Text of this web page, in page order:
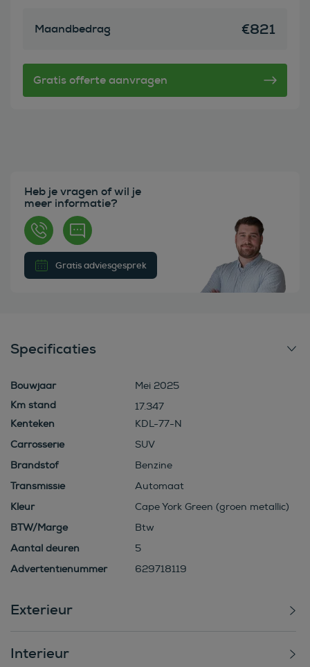
Maandbedrag €821
Heb je vragen of wil je
meer informatie?
Gratis adviesgesprek
Specificaties
Bouwjaar
Mei 2025
17.347
Kenteken
KDL-77-N
Carrosserie
SUV
Brandstof
Benzine
Transmissie
Automaat
Kleur
Cape York Green (groen metallic)
BTW/Marge
Btw
Aantal deuren
5
Advertentienummer
629718119
Exterieur
Interieur